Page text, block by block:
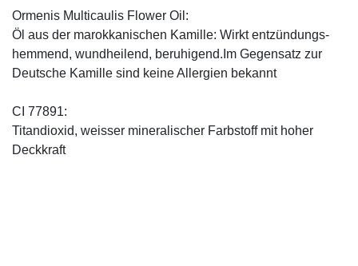
Ormenis Multicaulis Flower Oil:
Öl aus der marokkanischen Kamille: Wirkt entzündungs-
hemmend, wundheilend, beruhigend.Im Gegensatz zur
Deutsche Kamille sind keine Allergien bekannt
CI 77891:
Titandioxid, weisser mineralischer Farbstoff mit hoher
Deckkraft